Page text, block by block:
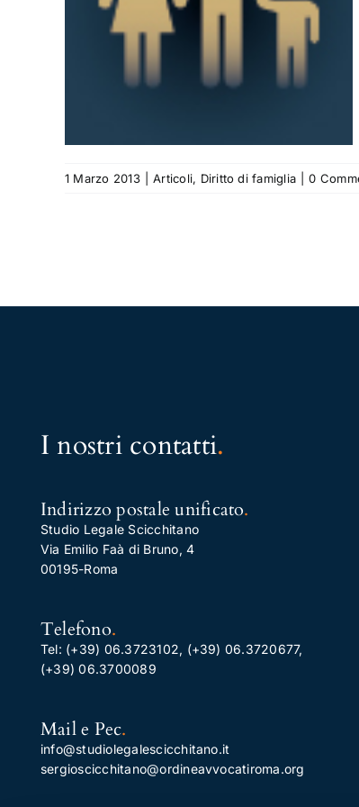
1 Marzo 2013 Articoli, Diritto di famiglia 0
I nostri contatti.
Indirizzo postale unificato.
Studio Legale Scicchitano
Via Emilio Faà di Bruno, 4
00195-Roma
Telefono.
Tel: (+39) 06.3723102, (+39) 06.3720677,
(+39) 06.3700089
Mail e Pec.
info@studiolegalescicchitano.it
sergioscicchitano@ordineavvocatiroma.org